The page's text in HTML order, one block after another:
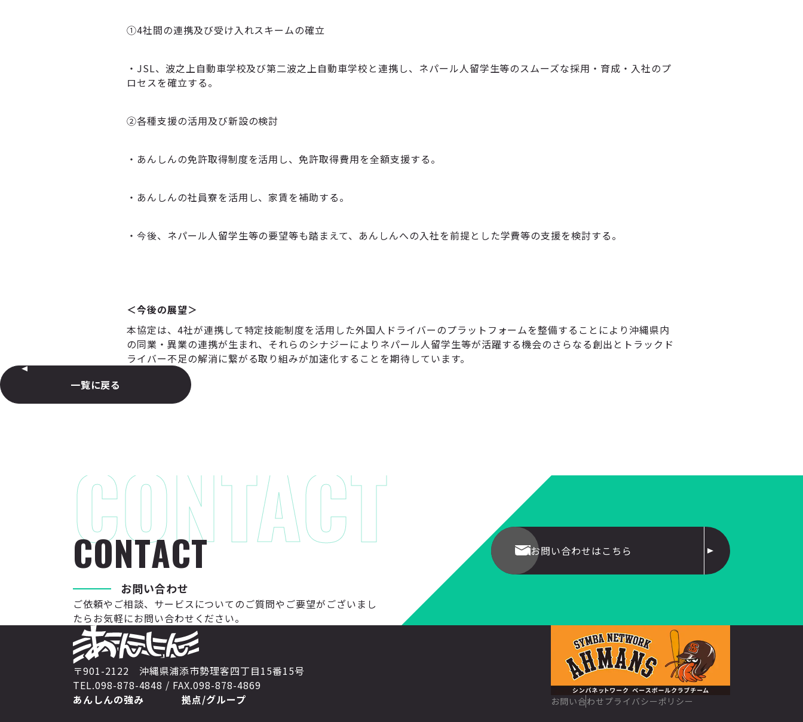
①4社間の連携及び受け入れスキームの確立
・JSL、波之上自動車学校及び第二波之上自動車学校と連携し、ネパール人留学生等のスムーズな採用・育成・入社のプ
ロセスを確立する。
②各種支援の活用及び新設の検討
・あんしんの免許取得制度を活用し、免許取得費用を全額支援する。
・あんしんの社員寮を活用し、家賃を補助する。
・今後、ネパール人留学生等の要望等も踏まえて、あんしんへの入社を前提とした学費等の支援を検討する。
＜今後の展望＞
本協定は、4社が連携して特定技能制度を活用した外国人ドライバーのプラットフォームを整備することにより沖縄県内
の同業・異業の連携が生まれ、それらのシナジーによりネパール人留学生等が活躍する機会のさらなる創出とトラックド
ライバー不足の解消に繋がる取り組みが加速化することを期待しています。
一覧に戻る
CONTACT
お問い合わせ
ご依頼やご相談、サービスについてのご質問やご要望がございまし
たらお気軽にお問い合わせください。
お問い合わせはこちら
〒901-2122 沖縄県浦添市勢理客四丁目15番15号
TEL.098-878-4848 / FAX.098-878-4869
あんしんの強み
拠点/グループ お問い合わせプライバシーポリシー